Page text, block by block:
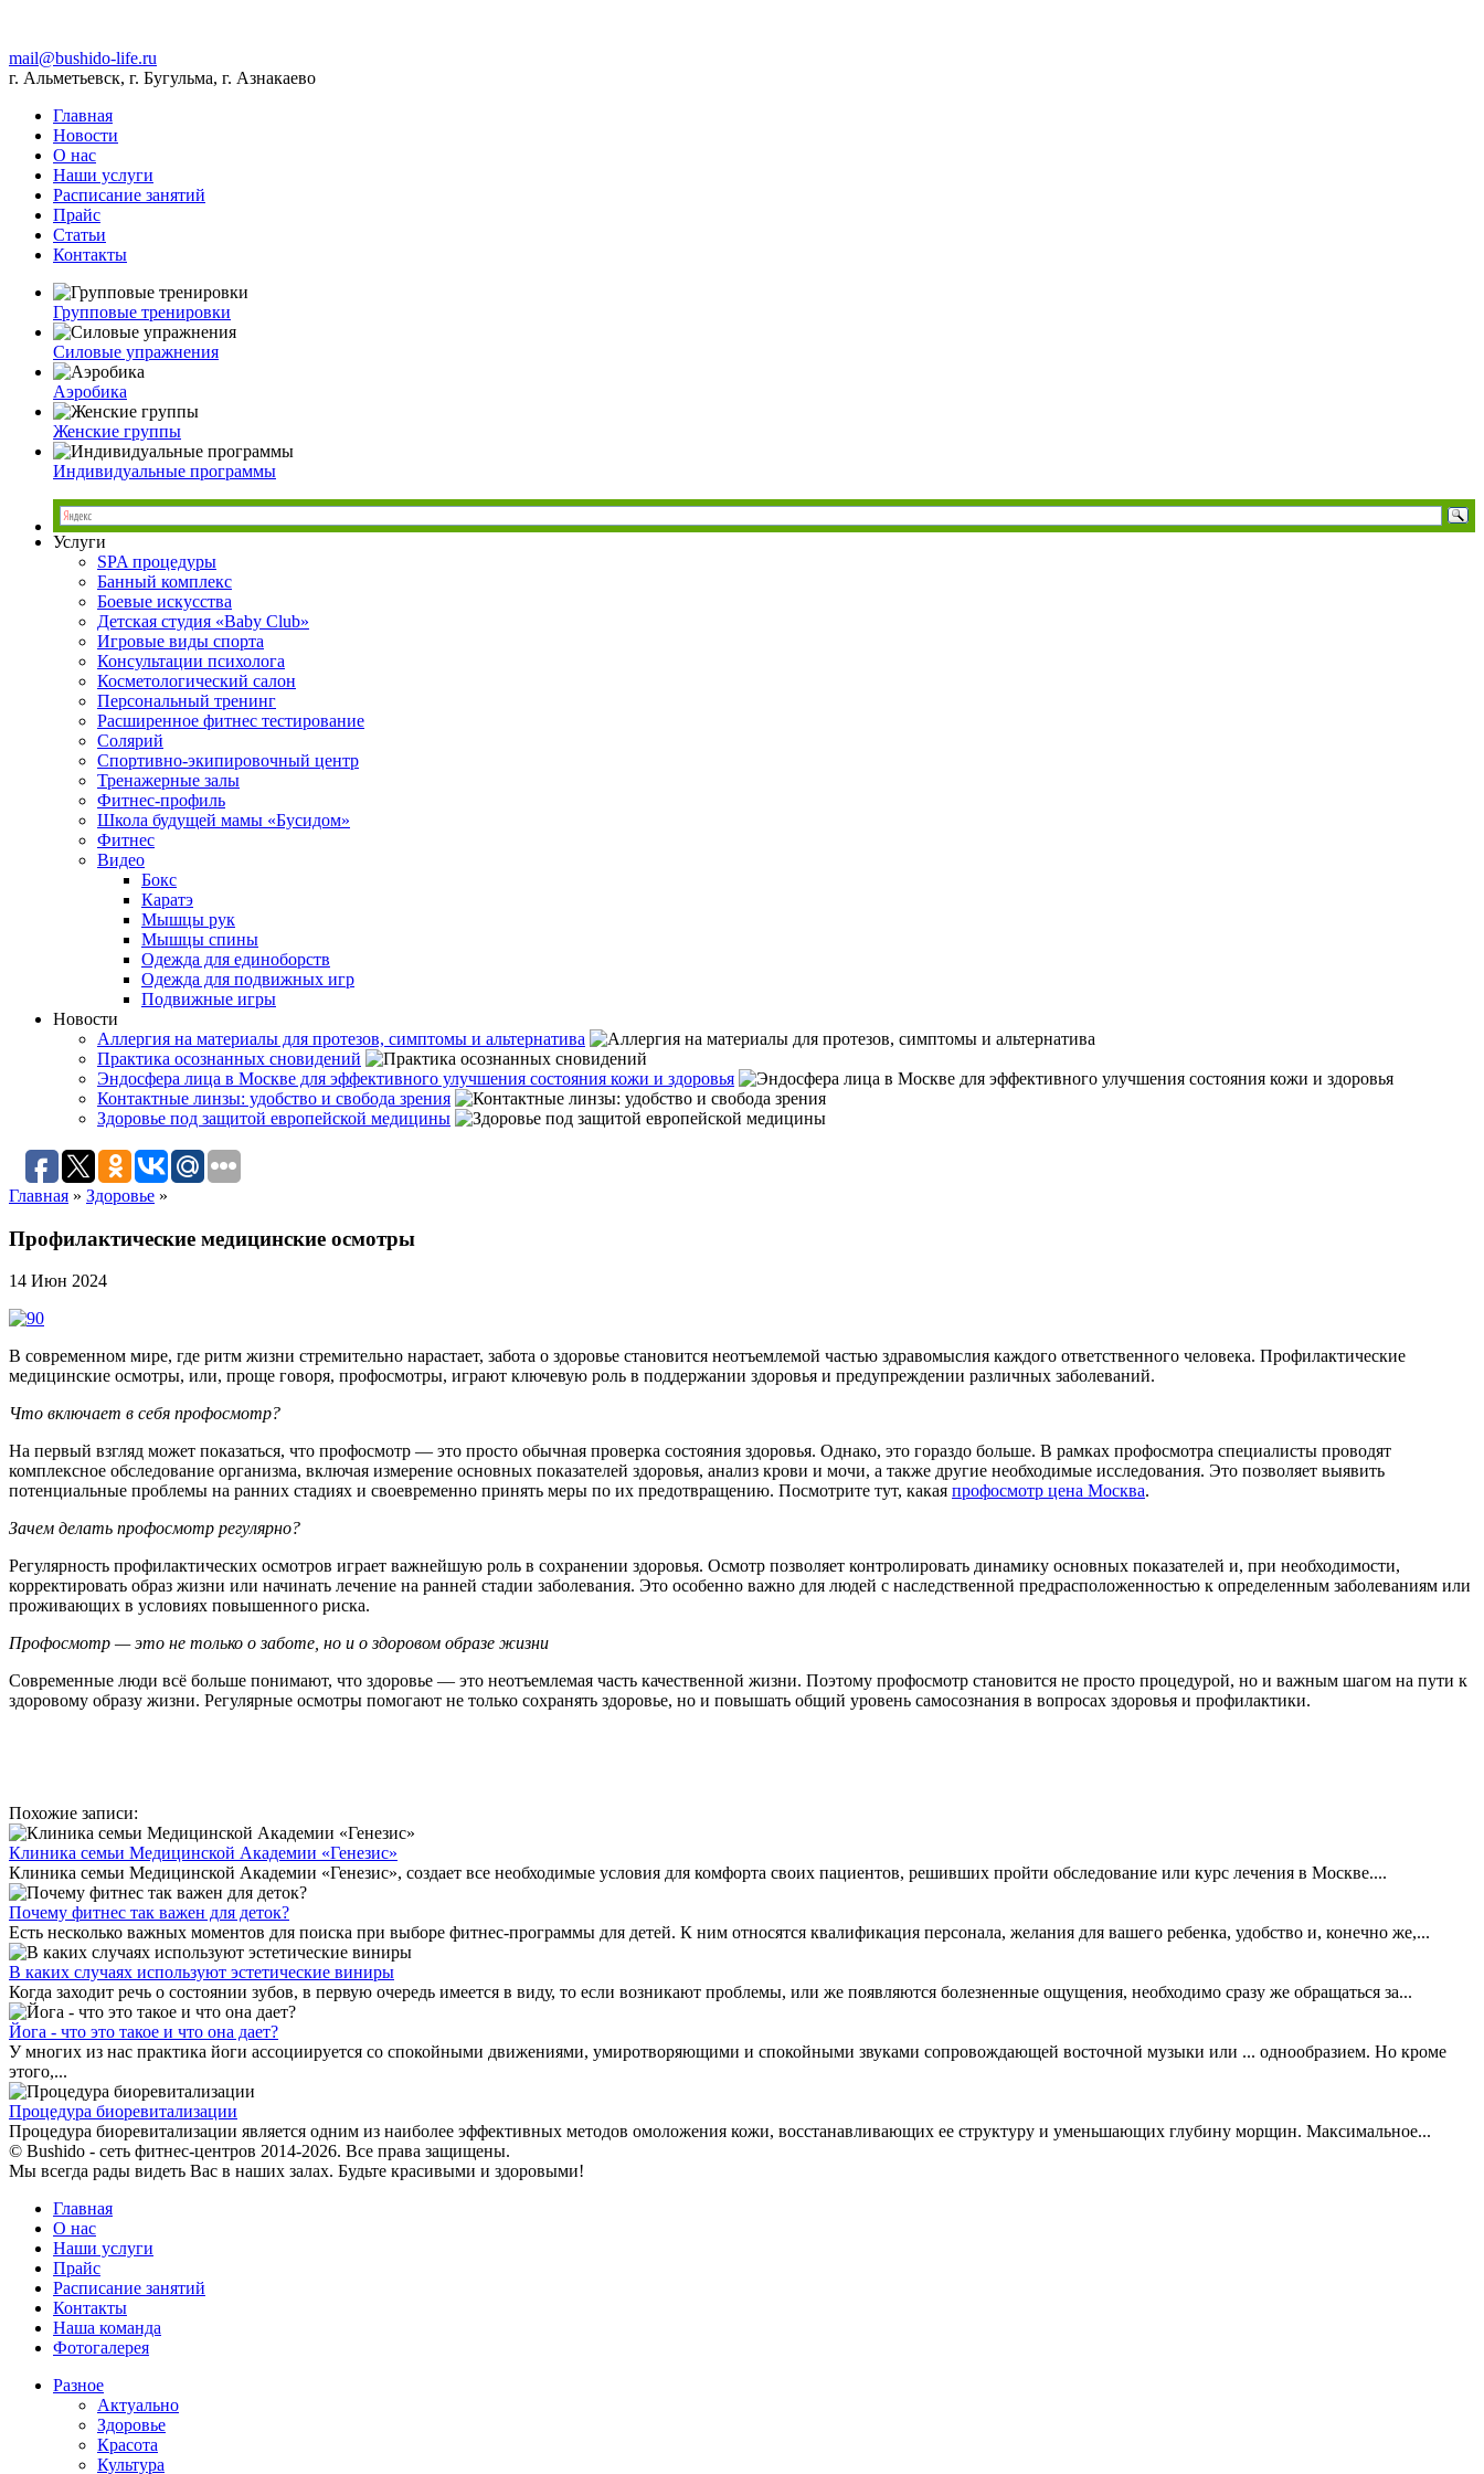
mail@bushido-life.ru
г. Альметьевск, г. Бугульма, г. Азнакаево
Главная
Новости
О нас
Наши услуги
Расписание занятий
Прайс
Статьи
Контакты
Групповые тренировки
Силовые упражнения
Аэробика
Женские группы
Индивидуальные программы
Услуги
SPA процедуры
Банный комплекс
Боевые искусства
Детская студия «Baby Club»
Игровые виды спорта
Консультации психолога
Косметологический салон
Персональный тренинг
Расширенное фитнес тестирование
Солярий
Спортивно-экипировочный центр
Тренажерные залы
Фитнес-профиль
Школа будущей мамы «Бусидом»
Фитнес
Видео
Бокс
Каратэ
Мышцы рук
Мышцы спины
Одежда для единоборств
Одежда для подвижных игр
Подвижные игры
Новости
Аллергия на материалы для протезов, симптомы и альтернатива
Практика осознанных сновидений
Эндосфера лица в Москве для эффективного улучшения состояния кожи и здоровья
Контактные линзы: удобство и свобода зрения
Здоровье под защитой европейской медицины
Главная » Здоровье »
Профилактические медицинские осмотры
14 Июн 2024
В современном мире, где ритм жизни стремительно нарастает, забота о здоровье становится неотъемлемой частью здравомыслия каждого ответственного человека. Профилактические
медицинские осмотры, или, проще говоря, профосмотры, играют ключевую роль в поддержании здоровья и предупреждении различных заболеваний.
Что включает в себя профосмотр?
На первый взгляд может показаться, что профосмотр — это просто обычная проверка состояния здоровья. Однако, это гораздо больше. В рамках профосмотра специалисты проводят
комплексное обследование организма, включая измерение основных показателей здоровья, анализ крови и мочи, а также другие необходимые исследования. Это позволяет выявить
потенциальные проблемы на ранних стадиях и своевременно принять меры по их предотвращению. Посмотрите тут, какая профосмотр цена Москва.
Зачем делать профосмотр регулярно?
Регулярность профилактических осмотров играет важнейшую роль в сохранении здоровья. Осмотр позволяет контролировать динамику основных показателей и, при необходимости,
корректировать образ жизни или начинать лечение на ранней стадии заболевания. Это особенно важно для людей с наследственной предрасположенностью к определенным заболеваниям или
проживающих в условиях повышенного риска.
Профосмотр — это не только о заботе, но и о здоровом образе жизни
Современные люди всё больше понимают, что здоровье — это неотъемлемая часть качественной жизни. Поэтому профосмотр становится не просто процедурой, но и важным шагом на пути к
здоровому образу жизни. Регулярные осмотры помогают не только сохранять здоровье, но и повышать общий уровень самосознания в вопросах здоровья и профилактики.
Похожие записи:
Клиника семьи Медицинской Академии «Генезис»
Клиника семьи Медицинской Академии «Генезис», создает все необходимые условия для комфорта своих пациентов, решивших пройти обследование или курс лечения в Москве....
Почему фитнес так важен для деток?
Есть несколько важных моментов для поиска при выборе фитнес-программы для детей. К ним относятся квалификация персонала, желания для вашего ребенка, удобство и, конечно же,...
В каких случаях используют эстетические виниры
Когда заходит речь о состоянии зубов, в первую очередь имеется в виду, то если возникают проблемы, или же появляются болезненные ощущения, необходимо сразу же обращаться за...
Йога - что это такое и что она дает?
У многих из нас практика йоги ассоциируется со спокойными движениями, умиротворяющими и спокойными звуками сопровождающей восточной музыки или ... однообразием. Но кроме
этого,...
Процедура биоревитализации
Процедура биоревитализации является одним из наиболее эффективных методов омоложения кожи, восстанавливающих ее структуру и уменьшающих глубину морщин. Максимальное...
© Bushido - сеть фитнес-центров 2014-2026. Все права защищены.
Мы всегда рады видеть Вас в наших залах. Будьте красивыми и здоровыми!
Главная
О нас
Наши услуги
Прайс
Расписание занятий
Контакты
Наша команда
Фотогалерея
Разное
Актуально
Здоровье
Красота
Культура